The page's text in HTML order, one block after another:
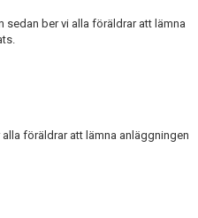
sedan ber vi alla föräldrar att lämna
föräldrar att lämna anläggningen